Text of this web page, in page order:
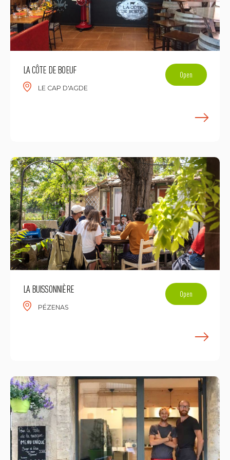
LA CÔTE DE BOEUF
LE CAP D'AGDE
Open
LA BUISSONNIÈRE
PÉZENAS
Open